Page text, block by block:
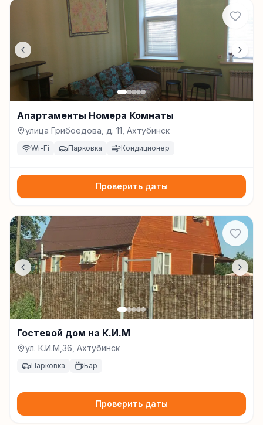
Апартаменты Номера Комнаты
улица Грибоедова, д. 11, Ахтубинск
Wi-Fi Парковка Кондиционер
Проверить даты
Гостевой дом на К.И.М
ул. К.И.М,36, Ахтубинск
Парковка Бар
Проверить даты